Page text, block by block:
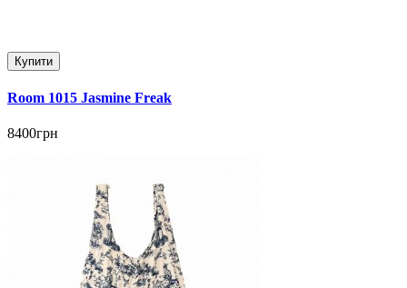
Купити
Room 1015 Jasmine Freak
8400грн